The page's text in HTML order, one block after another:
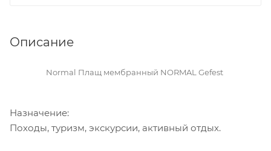
Описание
Normal Плащ мембранный NORMAL Gefest
Назначение:
Походы, туризм, экскурсии, активный отдых.